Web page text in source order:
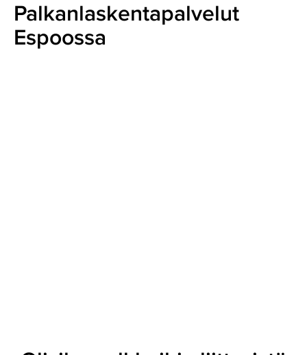
Palkanlaskentapalvelut
Espoossa